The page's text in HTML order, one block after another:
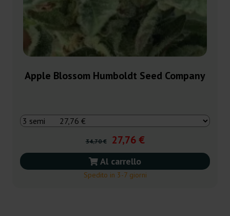
Apple Blossom Humboldt Seed Company
34,70 € 27,76 €
Al carrello
Spedito in 3-7 giorni